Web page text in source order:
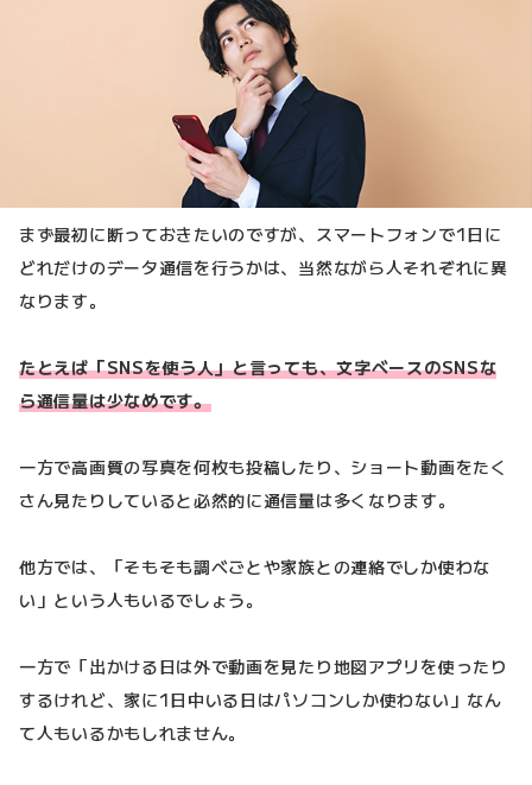
まず最初に断っておきたいのですが、スマートフォンで1日に
どれだけのデータ通信を行うかは、当然ながら人それぞれに異
なります。
たとえば「SNSを使う人」と言っても、文字ベースのSNSな
ら通信量は少なめです。
一方で高画質の写真を何枚も投稿したり、ショート動画をたく
さん見たりしていると必然的に通信量は多くなります。
他方では、「そもそも調べごとや家族との連絡でしか使わな
い」という人もいるでしょう。
一方で「出かける日は外で動画を見たり地図アプリを使ったり
するけれど、家に1日中いる日はパソコンしか使わない」なん
て人もいるかもしれません。